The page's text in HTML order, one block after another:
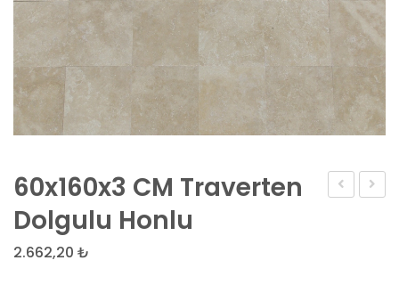
60x160x3 CM Traverten
Dolgulu Honlu
2.662,20 ₺